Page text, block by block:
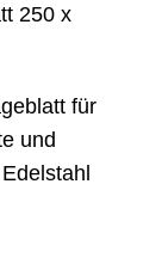
250 x
für
und